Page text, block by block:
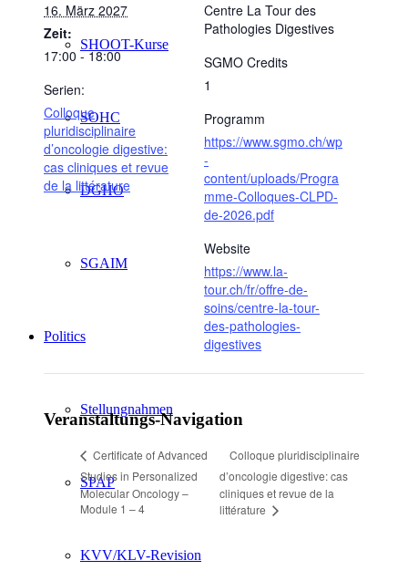
SHOOT-Kurse
SOHC
DGHO
SGAIM
Politics
Stellungnahmen
SPAP
KVV/KLV-Revision
16. März 2027
Zeit:
17:00 - 18:00
Serien:
Colloque
pluridisciplinaire
d’oncologie digestive:
cas cliniques et revue
de la littérature
Centre La Tour des
Pathologies Digestives
SGMO Credits
1
Programm
https://www.sgmo.ch/wp
-
content/uploads/Progra
mme-Colloques-CLPD-
de-2026.pdf
Website
https://www.la-
tour.ch/fr/offre-de-
soins/centre-la-tour-
des-pathologies-
digestives
Veranstaltungs-Navigation
Certificate of Advanced
Studies in Personalized
Molecular Oncology –
Module 1 – 4
Colloque pluridisciplinaire
d’oncologie digestive: cas
cliniques et revue de la
littérature